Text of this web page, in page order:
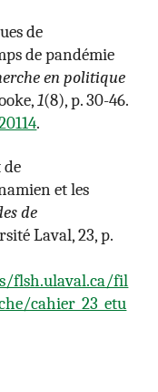
de
de pandémie
en politique
1(8), p. 30-46.
.
de
et les
de
Laval, 23, p.
flsh.ulaval.ca/fil
cahier_23_etu